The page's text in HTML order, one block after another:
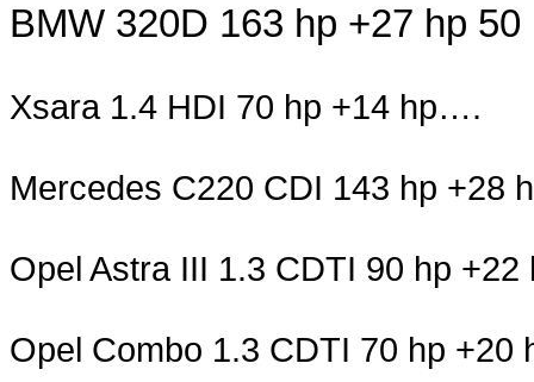
BMW 320D 163 hp +27 hp
Xsara 1.4 HDI 70 hp +14 hp….
Mercedes C220 CDI 143 hp +28
Opel Astra III 1.3 CDTI 90 hp
Opel Combo 1.3 CDTI 70 hp